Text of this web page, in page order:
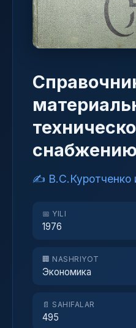
✍️ В.С.Куротченко
📅 YILI
1976
🏢 NASHRIYOT
Экономика
📄 SAHIFALAR
495